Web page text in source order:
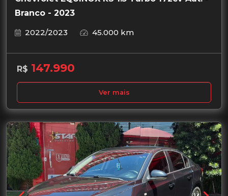
Branco - 2023
2022/2023
45.000 km
R$ 147.990
Ver mais
Garantia de 1 ano